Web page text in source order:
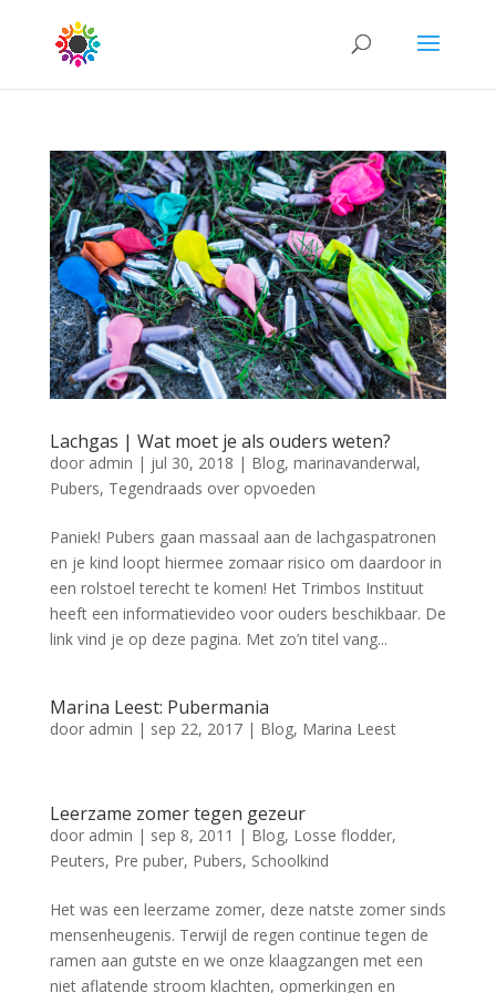
Lachgas | Wat moet je als ouders weten?
door admin | jul 30, 2018 | Blog, marinavanderwal,
Pubers, Tegendraads over opvoeden
Paniek! Pubers gaan massaal aan de lachgaspatronen
en je kind loopt hiermee zomaar risico om daardoor in
een rolstoel terecht te komen! Het Trimbos Instituut
heeft een informatievideo voor ouders beschikbaar. De
link vind je op deze pagina. Met zo’n titel vang...
Marina Leest: Pubermania
door admin | sep 22, 2017| Blog, Marina Leest
Leerzame zomer tegen gezeur
door admin | sep 8, 2011 | Blog, Losse flodder,
Peuters, Pre puber, Pubers, Schoolkind
Het was een leerzame zomer, deze natste zomer sinds
mensenheugenis. Terwijl de regen continue tegen de
ramen aan gutste en we onze klaagzangen met een
niet aflatende stroom klachten, opmerkingen en